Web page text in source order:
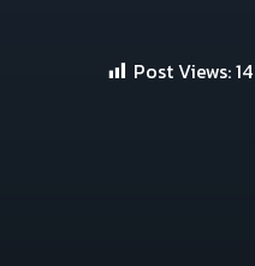
Post Views:14